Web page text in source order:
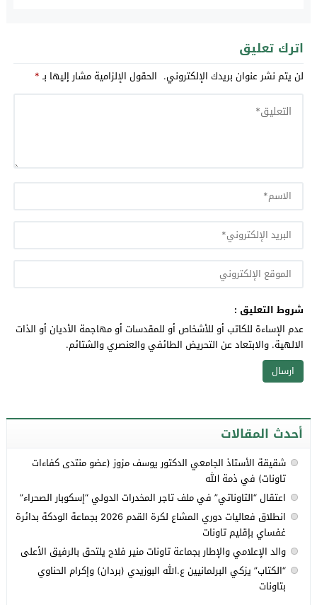
اترك تعليق
لن يتم نشر عنوان بريدك الإلكتروني. الحقول الإلزامية مشار إليها بـ*
شروط التعليق :
عدم الإساءة للكاتب أو للأشخاص أو للمقدسات أو مهاجمة الأديان أو الذات
الالهية. والابتعاد عن التحريض الطائفي والعنصري والشتائم.
أحدث المقالات
شقيقة الأستاذ الجامعي الدكتور يوسف مزوز (عضو منتدى كفاءات
تاونات) في ذمة الله
اعتقال “التاوناتي” في ملف تاجر المخدرات الدولي “إسكوبار الصحراء”
انطلاق فعاليات دوري المشاع لكرة القدم 2026 بجماعة الودكة بدائرة
غفساي بإقليم تاونات
والد الإعلامي والإطار بجماعة تاونات منير فلاح يلتحق بالرفيق الأعلى
“الكتاب” يزكي البرلمانيين ع.الله البوزيدي (بردان) وإكرام الحناوي
بتاونات